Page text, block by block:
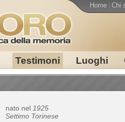
Testimoni Luoghi
Home Chi
nato nel 1925
Settimo Torinese